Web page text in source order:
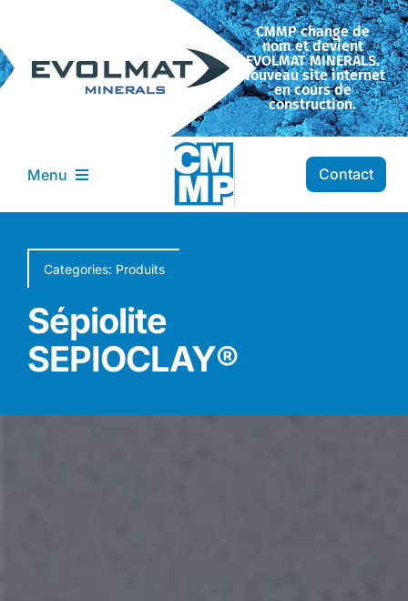
contenu
CMMP change de
nom et devient
EVOLMAT MINERALS.
Nouveau site internet
en cours de
construction.
Menu
Transformation
Nos minéraux
Actualités
Contact
Categories: Produits
Sépiolite
SEPIOCLAY®